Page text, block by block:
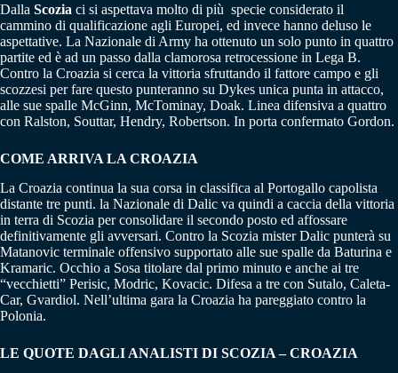
Dalla Scozia ci si aspettava molto di più specie considerato il
cammino di qualificazione agli Europei, ed invece hanno deluso le
aspettative. La Nazionale di Army ha ottenuto un solo punto in quattro
partite ed è ad un passo dalla clamorosa retrocessione in Lega B.
Contro la Croazia si cerca la vittoria sfruttando il fattore campo e gli
scozzesi per fare questo punteranno su Dykes unica punta in attacco,
alle sue spalle McGinn, McTominay, Doak. Linea difensiva a quattro
con Ralston, Souttar, Hendry, Robertson. In porta confermato Gordon.
COME ARRIVA LA CROAZIA
La Croazia continua la sua corsa in classifica al Portogallo capolista
distante tre punti. la Nazionale di Dalic va quindi a caccia della vittoria
in terra di Scozia per consolidare il secondo posto ed affossare
definitivamente gli avversari. Contro la Scozia mister Dalic punterà su
Matanovic terminale offensivo supportato alle sue spalle da Baturina e
Kramaric. Occhio a Sosa titolare dal primo minuto e anche ai tre
“vecchietti” Perisic, Modric, Kovacic. Difesa a tre con Sutalo, Caleta-
Car, Gvardiol. Nell’ultima gara la Croazia ha pareggiato contro la
Polonia.
LE QUOTE DAGLI ANALISTI DI SCOZIA – CROAZIA